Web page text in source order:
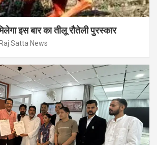
इस बार का तीलू रौतेली पुरस्कार
Satta News